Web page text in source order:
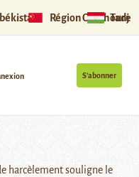
Région Ouïghoure
S’abonner
harcèlement souligne le